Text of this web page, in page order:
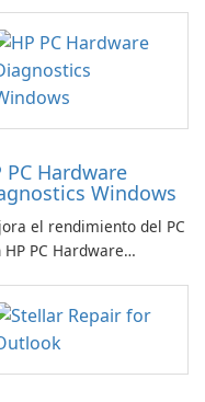
PC Hardware
Windows
el rendimiento del PC
HP PC Hardware